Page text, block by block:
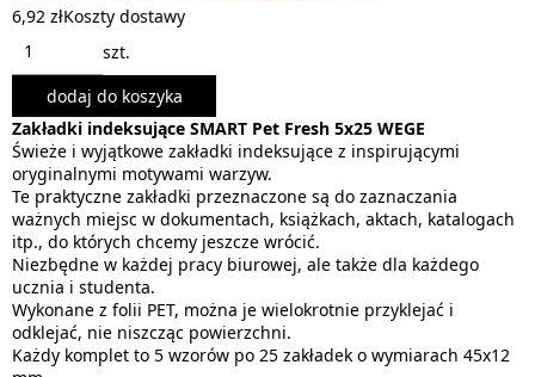
6,92 złKoszty dostawy
szt.
dodaj do koszyka
Zakładki indeksujące SMART Pet Fresh 5x25 WEGE
Świeże i wyjątkowe zakładki indeksujące z inspirującymi
oryginalnymi motywami warzyw.
Te praktyczne zakładki przeznaczone są do zaznaczania
ważnych miejsc w dokumentach, książkach, aktach, katalogach
itp., do których chcemy jeszcze wrócić.
Niezbędne w każdej pracy biurowej, ale także dla każdego
ucznia i studenta.
Wykonane z folii PET, można je wielokrotnie przyklejać i
odklejać, nie niszcząc powierzchni.
Każdy komplet to 5 wzorów po 25 zakładek o wymiarach 45x12